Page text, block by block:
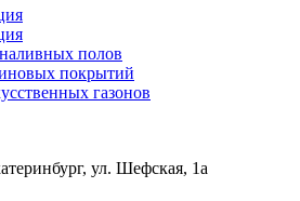
полов
покрытий
газонов
ул. Шефская, 1а